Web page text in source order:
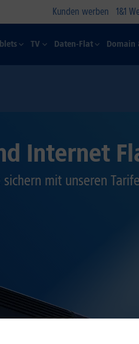
Kunden werben 1&1
TV Daten-Flat Domain
Internet
mit unseren